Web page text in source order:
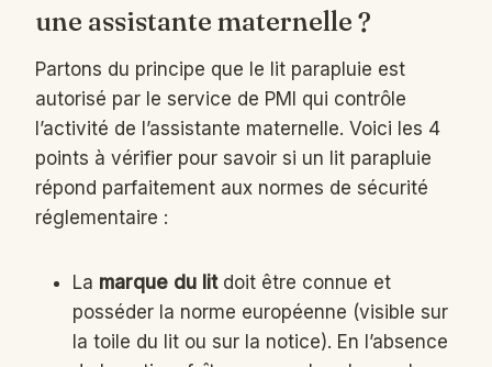
une assistante maternelle ?
Partons du principe que le lit parapluie est
autorisé par le service de PMI qui contrôle
l’activité de l’assistante maternelle. Voici les 4
points à vérifier pour savoir si un lit parapluie
répond parfaitement aux normes de sécurité
réglementaire :
La marque du lit doit être connue et
posséder la norme européenne (visible sur
la toile du lit ou sur la notice). En l’absence